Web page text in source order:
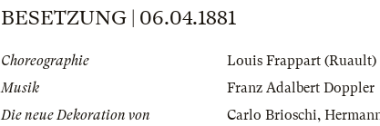
BESETZUNG | 06.04.1881
Choreographie
Louis Frappart (Ruault)
Musik
Franz Adalbert Doppler
Die neue Dekoration von
Carlo Brioschi,